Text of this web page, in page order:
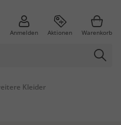
Anmelden Aktionen Warenkorb
Kleider